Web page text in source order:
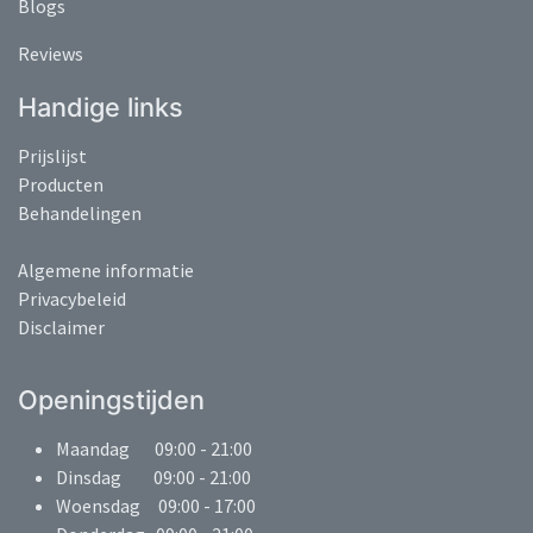
Blogs
Reviews
Handige links
Prijslijst
Producten
Behandelingen
Algemene informatie
Privacybeleid
Disclaimer
Openingstijden
Maandag 09:00 - 21:00
Dinsdag 09:00 - 21:00
Woensdag 09:00 - 17:00